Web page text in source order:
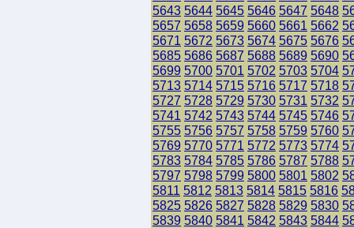
5643 5644 5645 5646 5647 5648
5657 5658 5659 5660 5661 5662
5671 5672 5673 5674 5675 5676
5685 5686 5687 5688 5689 5690
5699 5700 5701 5702 5703 5704
5713 5714 5715 5716 5717 5718
5727 5728 5729 5730 5731 5732
5741 5742 5743 5744 5745 5746
5755 5756 5757 5758 5759 5760
5769 5770 5771 5772 5773 5774
5783 5784 5785 5786 5787 5788
5797 5798 5799 5800 5801 5802
5811 5812 5813 5814 5815 5816
5825 5826 5827 5828 5829 5830
5839 5840 5841 5842 5843 5844